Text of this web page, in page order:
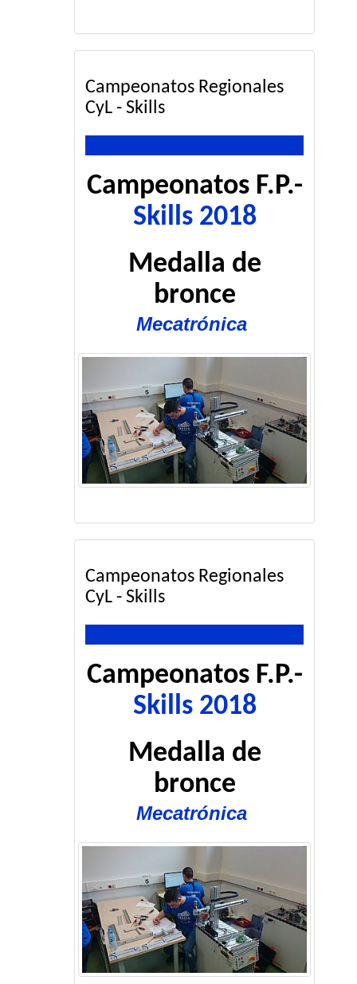
Campeonatos Regionales
CyL - Skills
Campeonatos F.P.-
Skills 2018
Medalla de
bronce
Mecatrónica
Campeonatos Regionales
CyL - Skills
Campeonatos F.P.-
Skills 2018
Medalla de
bronce
Mecatrónica